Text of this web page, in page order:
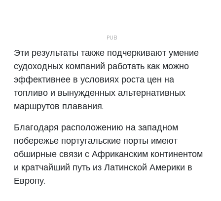
Эти результаты также подчеркивают умение
судоходных компаний работать как можно
эффективнее в условиях роста цен на
топливо и вынужденных альтернативных
маршрутов плавания.
Благодаря расположению на западном
побережье португальские порты имеют
обширные связи с Африканским континентом
и кратчайший путь из Латинской Америки в
Европу.